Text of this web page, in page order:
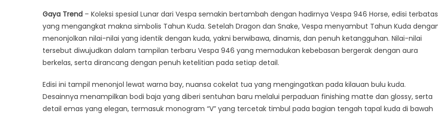
Gaya Trend – Koleksi spesial Lunar dari Vespa semakin bertambah dengan hadirnya Vespa 946 Horse, edisi terbatas
yang mengangkat makna simbolis Tahun Kuda. Setelah Dragon dan Snake, Vespa menyambut Tahun Kuda
menonjolkan nilai-nilai yang identik dengan kuda, yakni berwibawa, dinamis, dan penuh ketangguhan. Nilai-nilai
tersebut diwujudkan dalam tampilan terbaru Vespa 946 yang memadukan kebebasan bergerak dengan aura
berkelas, serta dirancang dengan penuh ketelitian pada setiap detail.
Edisi ini tampil menonjol lewat warna bay, nuansa cokelat tua yang mengingatkan pada kilauan bulu kuda.
Desainnya menampilkan bodi baja yang diberi sentuhan baru melalui perpaduan finishing matte dan glossy, serta
detail emas yang elegan, termasuk monogram “V” yang tercetak timbul pada bagian tengah tapal kuda di bawah